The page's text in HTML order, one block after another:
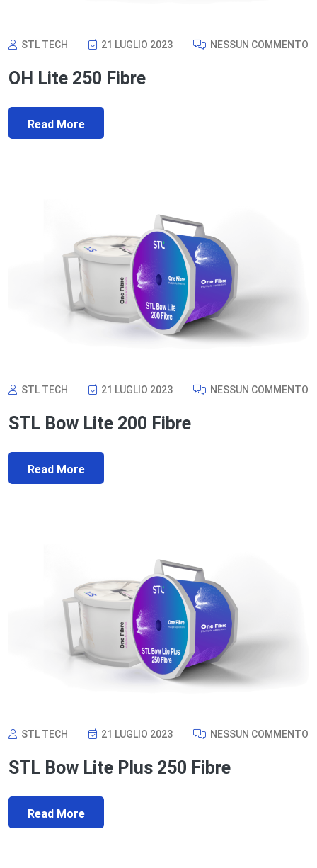
STL TECH 21 LUGLIO 2023 NESSUN COMMENTO
OH Lite 250 Fibre
Read More
STL TECH 21 LUGLIO 2023 NESSUN COMMENTO
STL Bow Lite 200 Fibre
Read More
STL TECH 21 LUGLIO 2023 NESSUN COMMENTO
STL Bow Lite Plus 250 Fibre
Read More